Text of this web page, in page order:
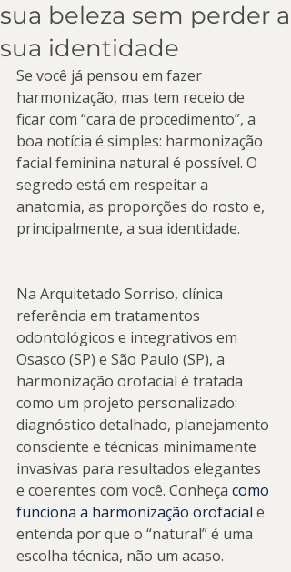
sua beleza sem perder a
sua identidade
Se você já pensou em fazer
harmonização, mas tem receio de
ficar com “cara de procedimento”, a
boa notícia é simples: harmonização
facial feminina natural é possível. O
segredo está em respeitar a
anatomia, as proporções do rosto e,
principalmente, a sua identidade.
Na Arquitetado Sorriso, clínica
referência em tratamentos
odontológicos e integrativos em
Osasco (SP) e São Paulo (SP), a
harmonização orofacial é tratada
como um projeto personalizado:
diagnóstico detalhado, planejamento
consciente e técnicas minimamente
invasivas para resultados elegantes
e coerentes com você. Conheça como
funciona a harmonização orofacial e
entenda por que o “natural” é uma
escolha técnica, não um acaso.